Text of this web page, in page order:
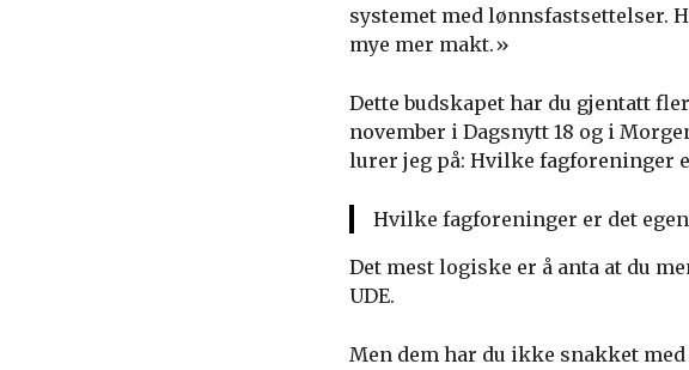
systemet med lønnsfastsettelser.
mye mer makt.»
Dette budskapet har du gjentatt
november i Dagsnytt 18 og i
lurer jeg på: Hvilke fagforeninger
Hvilke fagforeninger er det
Det mest logiske er å anta at du
UDE.
Men dem har du ikke snakket